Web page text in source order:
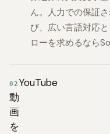
ん。人力での保証
び、広い言語対応
ローを求めるなら
02 YouTube
動
画
を